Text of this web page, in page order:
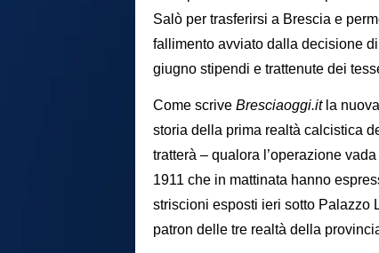
Salò per trasferirsi a Brescia e
fallimento avviato dalla decisione
giugno stipendi e trattenute dei
Come scrive Bresciaoggi.itla
storia della prima realtà calcistica
tratterà – qualora l’operazione
1911 che in mattinata hanno
striscioni esposti ieri sotto Palazzo
patron delle tre realtà della